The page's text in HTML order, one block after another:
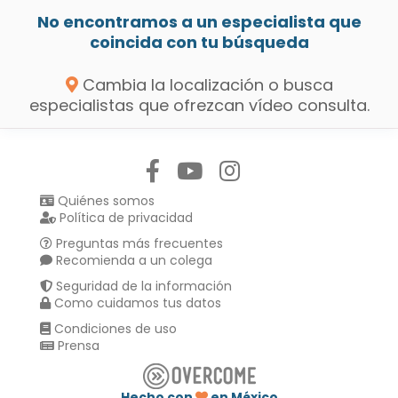
No encontramos a un especialista que
coincida con tu búsqueda
Cambia la localización o busca
especialistas que ofrezcan vídeo consulta.
Quiénes somos
Política de privacidad
Preguntas más frecuentes
Recomienda a un colega
Seguridad de la información
Como cuidamos tus datos
Condiciones de uso
Prensa